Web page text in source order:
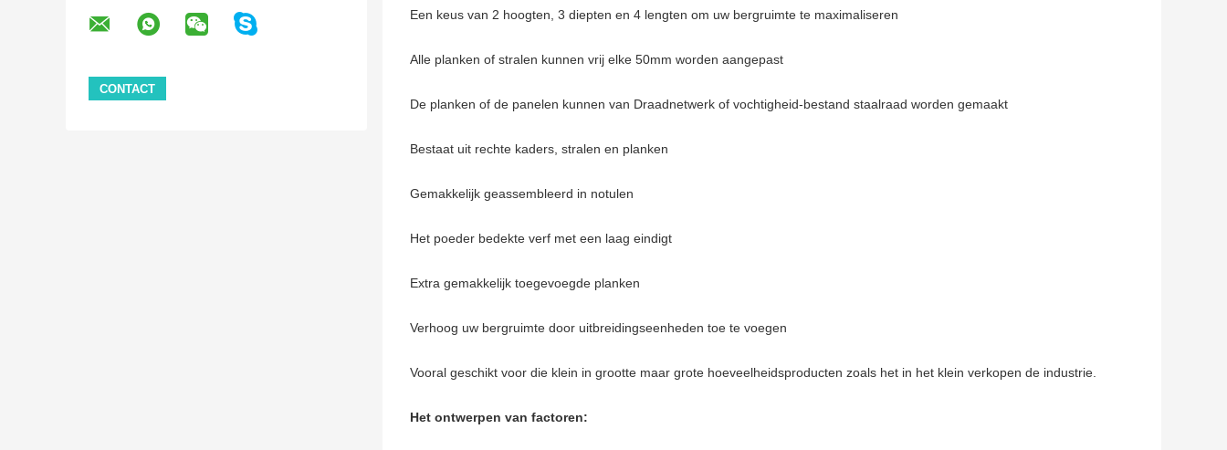
Een keus van 2 hoogten, 3 diepten en 4 lengten om uw bergruimte te maximaliseren
Alle planken of stralen kunnen vrij elke 50mm worden aangepast
De planken of de panelen kunnen van Draadnetwerk of vochtigheid-bestand staalraad worden gemaakt
Bestaat uit rechte kaders, stralen en planken
Gemakkelijk geassembleerd in notulen
Het poeder bedekte verf met een laag eindigt
Extra gemakkelijk toegevoegde planken
Verhoog uw bergruimte door uitbreidingseenheden toe te voegen
Vooral geschikt voor die klein in grootte maar grote hoeveelheidsproducten zoals het in het klein verkopen de industrie.
Het ontwerpen van factoren: